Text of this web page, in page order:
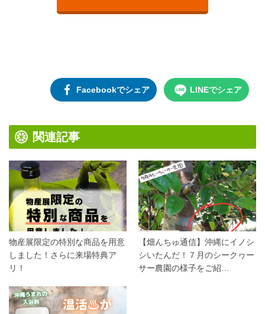
Facebookでシェア LINEでシェア
関連記事
物産展限定の特別な商品を用意
しました！さらに来場特典ア
リ！
【畑んちゅ通信】沖縄にイノシ
シいたんだ！７月のシークヮー
サー農園の様子をご紹…